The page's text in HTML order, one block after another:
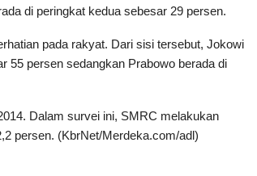
di peringkat kedua sebesar 29 persen.
pada rakyat. Dari sisi tersebut, Jokowi
55 persen sedangkan Prabowo berada di
Dalam survei ini, SMRC melakukan
persen. (KbrNet/Merdeka.com/adl)